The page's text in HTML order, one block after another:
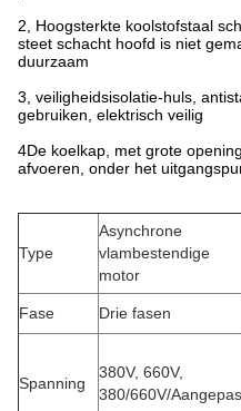
2, Hoogsterkte koolstofstaal
steet schacht hoofd is niet
duurzaam
3, veiligheidsisolatie-huls,
gebruiken, elektrisch veilig
4De koelkap, met grote
afvoeren, onder het
Type
Asynchrone
vlambestendige
motor
Fase Drie fasen
Spanning
380V, 660V,
380/660V/